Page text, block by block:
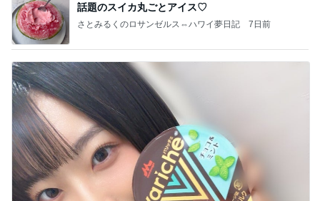
話題のスイカ丸ごとアイス♡
さとみるくのロサンゼルス⇔ハワイ夢日記 7日前